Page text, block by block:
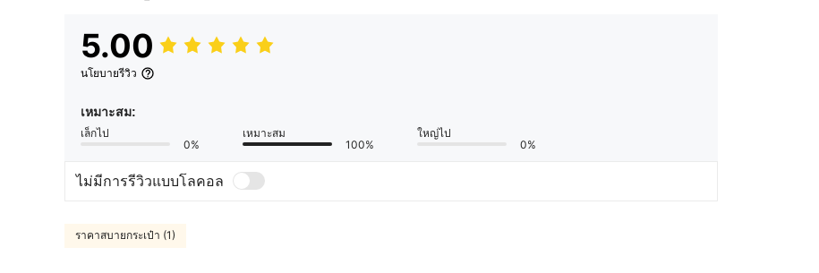
5.00
นโยบายรีวิว
เหมาะสม:
เล็กไป
0%
เหมาะสม
100%
ใหญ่ไป
0%
ไม่มีการรีวิวแบบโลคอล
ราคาสบายกระเป๋า (1)